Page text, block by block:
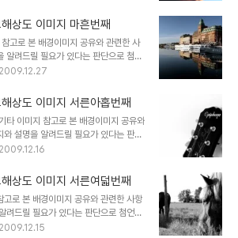
내용을 처음 "제안서 배경에 좋은 이미
지들을 올리기 시작하면서 그 첫번째 글
이미지 하나"에서 저의 생각을 밝혀 놓
보시길 부탁드립니다. (_ _) 내용은 그
출처: interfacelift.com ▣ 멋진제안
상도 이미지 마흔번째
고로 본 배경이미지 공유와 관련한 사
알려드릴 필요가 있다는 판단으로 첨언
련한 포스팅을 주제로 설정하고 블로
대한 내용을 처음 "제안서 배경에 좋
로 이미지들을 올리기 시작하면서 그 첫
해상도 이미지 하나"에서 저의 생각을
한번 보시길 부탁드립니다. (_ _) 내
이미지 출처: interfacelift.com ▣ 멋
2009.12.27
상도 이미지 서른아홉번째
타 이미지 참고로 본 배경이미지 공유와
설명을 알려드릴 필요가 있다는 판단
안서와 관련한 포스팅을 주제로 설정
다. 이에 대한 내용을 처음 "제안서 배
제목으로 이미지들을 올리기 시작하면
좋은 고해상도 이미지 하나"에서 저의
내용인지 한번 보시길 부탁드립니다. (_
. ^^ 이미지 출처: interfacelift.com
2009.12.16
상도 이미지 서른여덟번째
고로 본 배경이미지 공유와 관련한 사항
려드릴 필요가 있다는 판단으로 첨언을
한 포스팅을 주제로 설정하고 블로그
2009.12.15